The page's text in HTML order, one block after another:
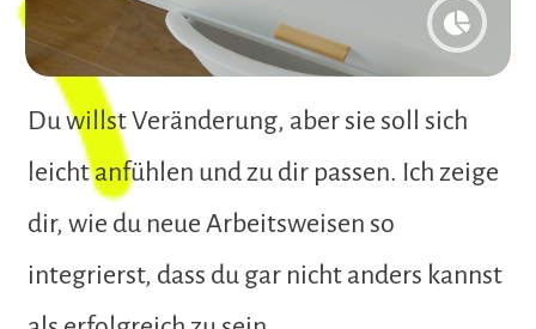
Du willst Veränderung, aber sie soll sich
leicht anfühlen und zu dir passen. Ich zeige
dir, wie du neue Arbeitsweisen so
integrierst, dass du gar nicht anders kannst